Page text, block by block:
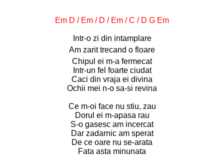
Em D / Em / D / Em / C / D G Em
Intr-o zi din intamplare
Am zarit trecand o floare
Chipul ei m-a fermecat
Intr-un fel foarte ciudat
Caci din vraja ei divina
Ochii mei n-o sa-si revina
Ce m-oi face nu stiu, zau
Dorul ei m-apasa rau
S-o gasesc am incercat
Dar zadarnic am sperat
De ce oare nu se-arata
Fata asta minunata